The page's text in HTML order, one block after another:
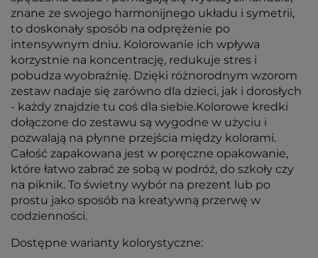
znane ze swojego harmonijnego układu i symetrii,
to doskonały sposób na odprężenie po
intensywnym dniu. Kolorowanie ich wpływa
korzystnie na koncentrację, redukuje stres i
pobudza wyobraźnię. Dzięki różnorodnym wzorom
zestaw nadaje się zarówno dla dzieci, jak i dorosłych
- każdy znajdzie tu coś dla siebie.Kolorowe kredki
dołączone do zestawu są wygodne w użyciu i
pozwalają na płynne przejścia między kolorami.
Całość zapakowana jest w poręczne opakowanie,
które łatwo zabrać ze sobą w podróż, do szkoły czy
na piknik. To świetny wybór na prezent lub po
prostu jako sposób na kreatywną przerwę w
codzienności.
Dostępne warianty kolorystyczne: